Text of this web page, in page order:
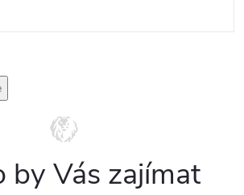
by Vás zajímat